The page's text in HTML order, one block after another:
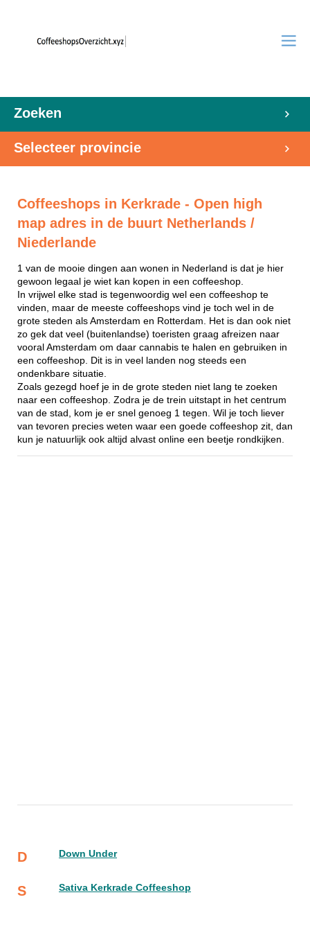
Zoeken
Selecteer provincie
Coffeeshops in Kerkrade - Open high
map adres in de buurt Netherlands /
Niederlande
1 van de mooie dingen aan wonen in Nederland is dat je hier
gewoon legaal je wiet kan kopen in een coffeeshop.
In vrijwel elke stad is tegenwoordig wel een coffeeshop te
vinden, maar de meeste coffeeshops vind je toch wel in de
grote steden als Amsterdam en Rotterdam. Het is dan ook niet
zo gek dat veel (buitenlandse) toeristen graag afreizen naar
vooral Amsterdam om daar cannabis te halen en gebruiken in
een coffeeshop. Dit is in veel landen nog steeds een
ondenkbare situatie.
Zoals gezegd hoef je in de grote steden niet lang te zoeken
naar een coffeeshop. Zodra je de trein uitstapt in het centrum
van de stad, kom je er snel genoeg 1 tegen. Wil je toch liever
van tevoren precies weten waar een goede coffeeshop zit, dan
kun je natuurlijk ook altijd alvast online een beetje rondkijken.
D Down Under
S Sativa Kerkrade Coffeeshop